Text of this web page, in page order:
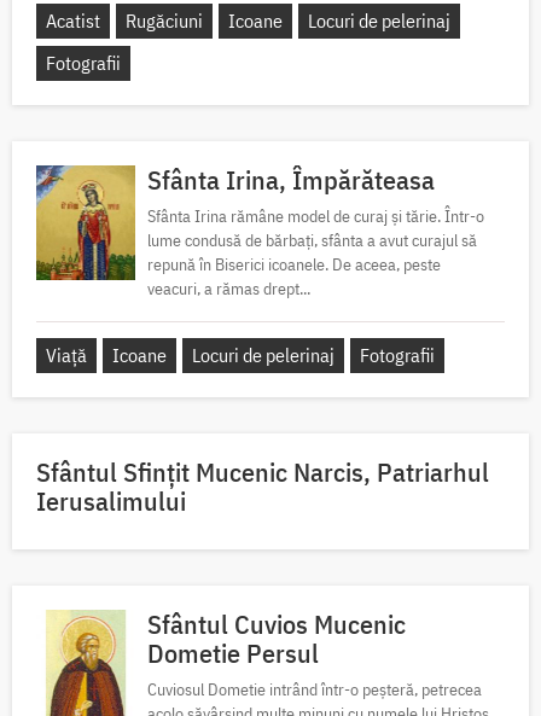
Acatist Rugăciuni Icoane
Locuri de pelerinaj
Fotografii
Sfânta Irina, Împărăteasa
Sfânta Irina rămâne model de curaj și tărie. Într-o
lume condusă de bărbați, sfânta a avut curajul să
repună în Biserici icoanele. De aceea, peste
veacuri, a rămas drept...
Viață Icoane Locuri de pelerinaj Fotografii
Sfântul Sfinţit Mucenic Narcis, Patriarhul
Ierusalimului
Sfântul Cuvios Mucenic
Dometie Persul
Cuviosul Dometie intrând într-o peșteră, petrecea